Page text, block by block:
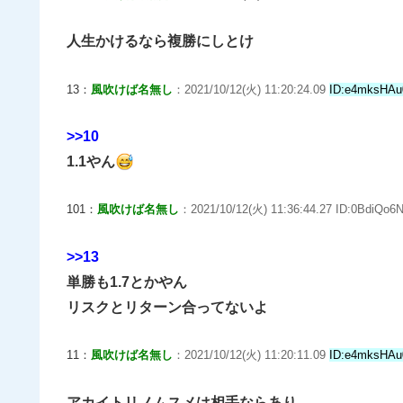
人生かけるなら複勝にしとけ
13： 風吹けば名無し ：2021/10/12(火) 11:20:24.09
>>10
1.1やん
101： 風吹けば名無し ：2021/10/12(火) 11:36:44.27
>>13
単勝も1.7とかやん
リスクとリターン合ってないよ
11： 風吹けば名無し ：2021/10/12(火) 11:20:11.09